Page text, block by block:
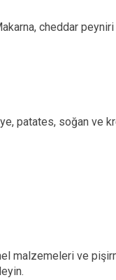
cheddar
patates, soğan ve
malzemeleri ve